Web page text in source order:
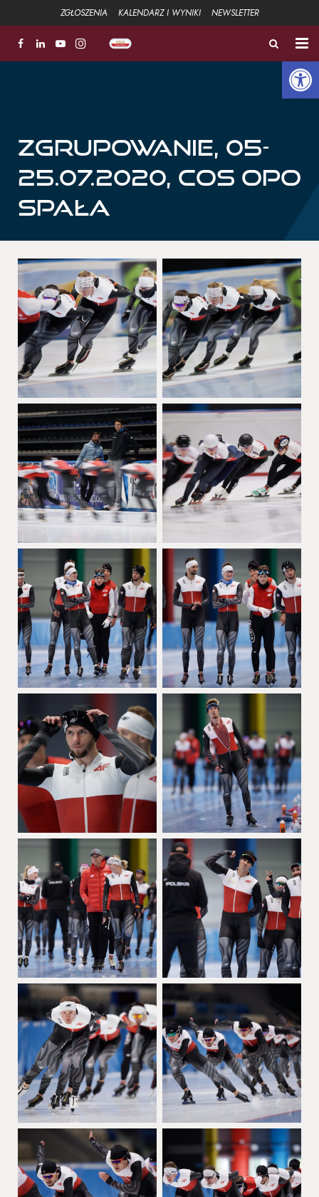
ZGŁOSZENIA KALENDARZ I WYNIKI NEWSLETTER
Aktualności
Strefa sportowa +
Strefa Związku +
Strefa szkoleniowa +
Galeria
Kontakt
Zgrupowanie, 05-
25.07.2020, COS OPO
SPAŁA